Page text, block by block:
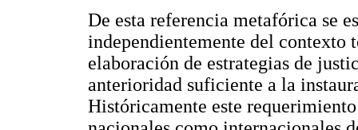
De esta referencia metafórica se
independientemente del
elaboración de estrategias de
anterioridad suficiente a la
Históricamente este